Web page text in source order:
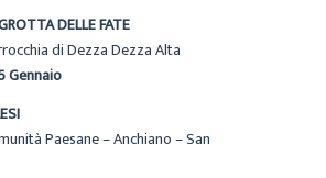
DELLE FATE
di Dezza Dezza Alta
Gennaio
Paesane – Anchiano – San